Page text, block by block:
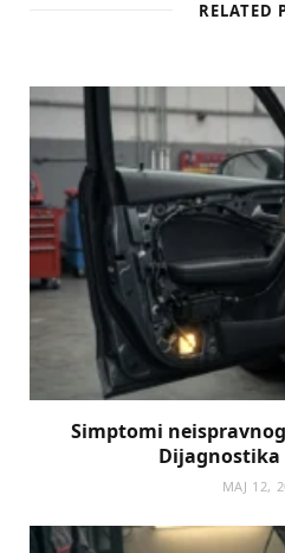
RELATED
Simptomi
Dijagnostika
МАЈ 12,